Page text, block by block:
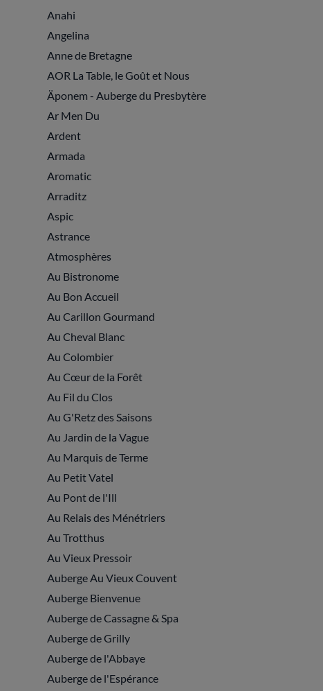
Anahi
Angelina
Anne de Bretagne
AOR La Table, le Goût et Nous
Äponem - Auberge du Presbytère
Ar Men Du
Ardent
Armada
Aromatic
Arraditz
Aspic
Astrance
Atmosphères
Au Bistronome
Au Bon Accueil
Au Carillon Gourmand
Au Cheval Blanc
Au Colombier
Au Cœur de la Forêt
Au Fil du Clos
Au G'Retz des Saisons
Au Jardin de la Vague
Au Marquis de Terme
Au Petit Vatel
Au Pont de l'Ill
Au Relais des Ménétriers
Au Trotthus
Au Vieux Pressoir
Auberge Au Vieux Couvent
Auberge Bienvenue
Auberge de Cassagne & Spa
Auberge de Grilly
Auberge de l'Abbaye
Auberge de l'Espérance